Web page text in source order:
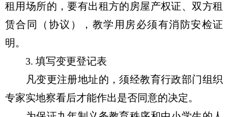
租用场所的，要有出租方的房屋产权证、双方租
赁合同（协议），教学用房必须有消防安检证
明。
3. 填写变更登记表
凡变更注册地址的，须经教育行政部门组织
专家实地察看后才能作出是否同意的决定。